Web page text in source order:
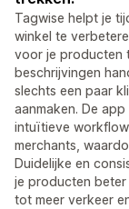
Tagwise helpt je
winkel te
voor je producten
beschrijvingen
slechts een paar
aanmaken. De
intuïtieve
merchants,
Duidelijke en
je producten beter
tot meer verkeer